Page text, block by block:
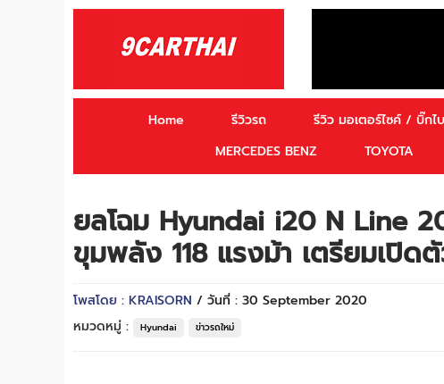
Home รีวิวรถ รีวิว มอเตอร์ไซค์ / บิ๊กไ
MERCEDES BENZ
TOYOTA
ยลโฉม Hyundai i20 N Line
ขุมพลัง 118 แรงม้า เตรียมเปิด
โพสโดย : KRAISORN / วันที่ : 30 September 2020
หมวดหมู่ :
Hyundai ข่าวรถใหม่